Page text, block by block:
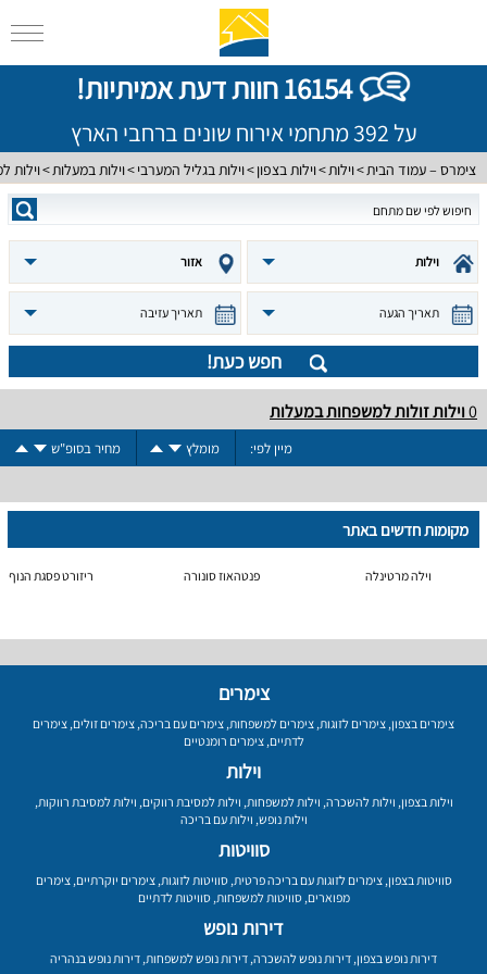
16154 חוות דעת אמיתיות!
על 392 מתחמי אירוח שונים ברחבי הארץ
צימרס – עמוד הבית וילות וילות בצפון וילות בגליל המערבי וילות במעלות וילות
וילות אזור
תאריך הגעה תאריך עזיבה
חפש כעת!
0וילות זולות למשפחות במעלות
מיין לפי: מומלץ מחיר בסופ"ש
מקומות חדשים באתר
וילה מרטינלה פנטהאוז סונורה ריזורט פסגת הנוף
צימרים
צימרים בצפון, צימרים לזוגות, צימרים למשפחות, צימרים עם בריכה, צימרים זולים, צימרים
לדתיים,צימרים רומנטיים
וילות
וילות בצפון, וילות להשכרה, וילות למשפחות, וילות למסיבת רווקים, וילות למסיבת רווקות,
וילות נופש, וילות עם בריכה
סוויטות
סוויטות בצפון,צימרים לזוגות עם בריכה פרטית,סוויטות לזוגות,צימרים יוקרתיים,צימרים
מפוארים,סוויטות למשפחות,סוויטות לדתיים
דירות נופש
דירות נופש בצפון, דירות נופש להשכרה, דירות נופש למשפחות, דירות נופש בנהריה